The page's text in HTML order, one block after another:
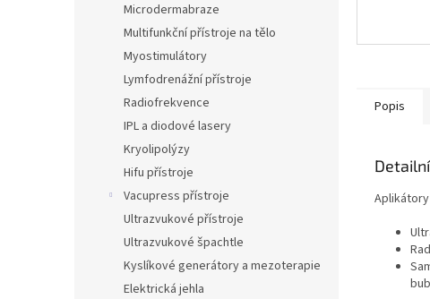
Microdermabraze
Multifunkční přístroje na tělo
Myostimulátory
Lymfodrenážní přístroje
Radiofrekvence
IPL a diodové lasery
Kryolipolýzy
Hifu přístroje
Vacupress přístroje
Ultrazvukové přístroje
Ultrazvukové špachtle
Kyslíkové generátory a mezoterapie
Elektrická jehla
Popis
Aplikátory